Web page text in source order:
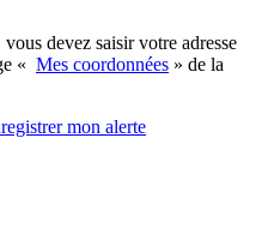
devez saisir votre adresse
« Mes coordonnées » de la
mon alerte